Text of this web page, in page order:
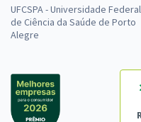
UFCSPA - Universidade Federal
de Ciência da Saúde de Porto
Alegre